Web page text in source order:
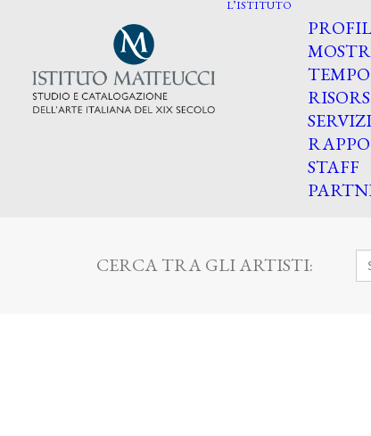
L’ISTITUTO
TEMPO
SERVIZI
STAFF
CERCA TRA GLI ARTISTI: